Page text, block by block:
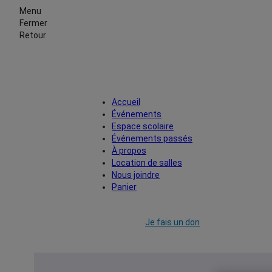
Menu
Fermer
Retour
Accueil
Événements
Espace scolaire
Événements passés
À propos
Location de salles
Nous joindre
Panier
Je fais un don